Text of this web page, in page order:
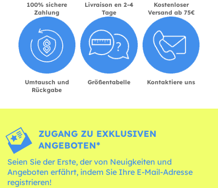
100% sichere
Zahlung
Livraison en 2-4
Tage
Kostenloser
Versand ab 75€
Umtausch und
Rückgabe
Größentabelle Kontaktiere uns
ZUGANG ZU EXKLUSIVEN
ANGEBOTEN*
Seien Sie der Erste, der von Neuigkeiten und
Angeboten erfährt, indem Sie Ihre E-Mail-Adresse
registrieren!